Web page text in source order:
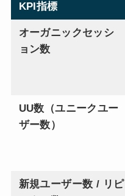
KPI指標
オーガニックセッシ
ョン数
UU数（ユニークユー
ザー数）
新規ユーザー数 / リピ